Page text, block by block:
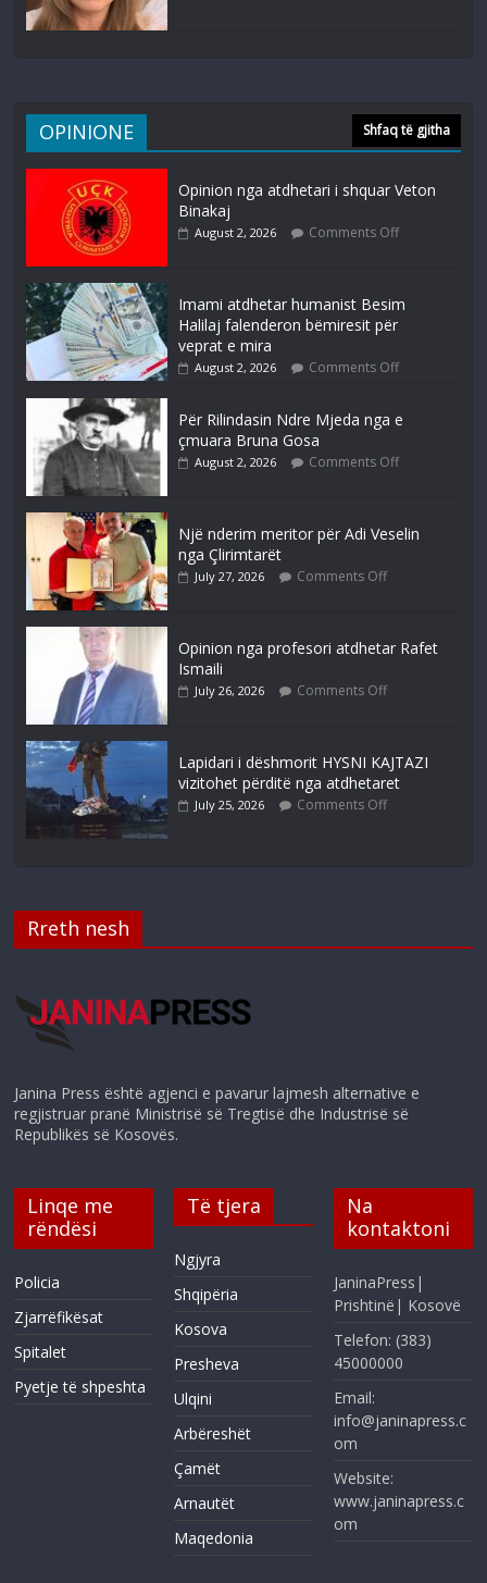
OPINIONE Shfaq të gjitha
Opinion nga atdhetari i shquar Veton
Binakaj
August 2, 2026 Comments Off
Imami atdhetar humanist Besim
Halilaj falenderon bëmiresit për
veprat e mira
August 2, 2026 Comments Off
Për Rilindasin Ndre Mjeda nga e
çmuara Bruna Gosa
August 2, 2026 Comments Off
Një nderim meritor për Adi Veselin
nga Çlirimtarët
July 27, 2026 Comments Off
Opinion nga profesori atdhetar Rafet
Ismaili
July 26, 2026 Comments Off
Lapidari i dëshmorit HYSNI KAJTAZI
vizitohet përditë nga atdhetaret
July 25, 2026 Comments Off
Rreth nesh
Janina Press është agjenci e pavarur lajmesh alternative e
regjistruar pranë Ministrisë së Tregtisë dhe Industrisë së
Republikës së Kosovës.
Linqe me
rëndësi
Policia
Zjarrëfikësat
Spitalet
Pyetje të shpeshta
Të tjera
Ngjyra
Shqipëria
Kosova
Presheva
Ulqini
Arbëreshët
Çamët
Arnautët
Maqedonia
Na
kontaktoni
JaninaPress|
Prishtinë| Kosovë
Telefon: (383)
45000000
Email:
info@janinapress.c
om
Website:
www.janinapress.c
om